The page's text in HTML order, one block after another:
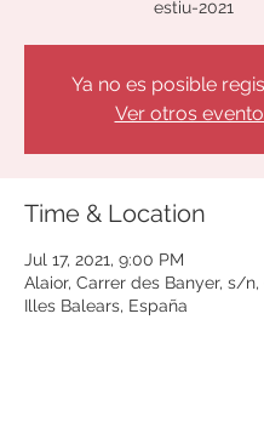
estiu-2021
Ya no es posible
Ver otros
Time & Location
Jul 17, 2021, 9:00 PM
Alaior, Carrer des Banyer, s/n,
Illes Balears, España